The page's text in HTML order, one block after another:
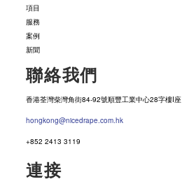
項目
服務
案例
新聞
聯絡我們
香港荃灣柴灣角街84-92號順豐工業中心28字樓I座
hongkong@nicedrape.com.hk
+852 2413 3119
連接